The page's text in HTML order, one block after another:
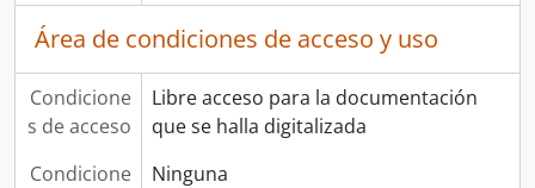
Área de condiciones de acceso y uso
Condicione
s de acceso
Libre acceso para la documentación
que se halla digitalizada
Condicione
Ninguna